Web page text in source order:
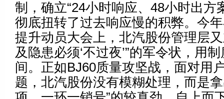
制，确立“24小时响应、48小时出方
彻底扭转了过去响应慢的积弊。今
提升动员大会上，北汽股份管理层
及隐患必须‘不过夜’”的军令状，用
间。正如BJ60质量攻坚战，面对用
题，北汽股份没有模糊处理，而是